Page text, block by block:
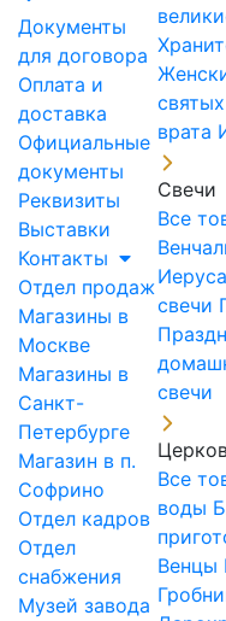
Документы
для договора
Оплата и
доставка
Официальные
документы
Реквизиты
Выставки
Контакты
Отдел продаж
Магазины в
Москве
Магазины в
Санкт-
Петербурге
Магазин в п.
Софрино
Отдел кадров
Отдел
снабжения
Музей завода
святых
врата
Свечи
Все
свечи
свечи
Все
воды
Венцы